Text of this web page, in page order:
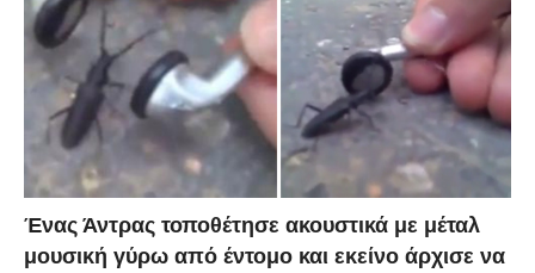
Ένας Άντρας τοποθέτησε ακουστικά με μέταλ
μουσική γύρω από έντομο και εκείνο άρχισε να